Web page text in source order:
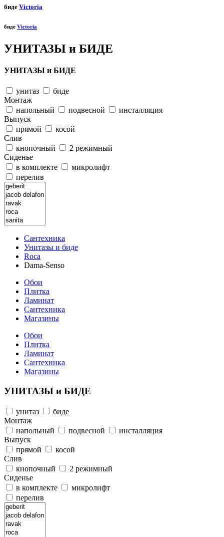
биде Victoria
биде Victoria
УНИТАЗЫ и БИДЕ
УНИТАЗЫ и БИДЕ
унитаз
биде
Монтаж
напольный
подвесной
инсталляция
Выпуск
прямой
косой
Слив
кнопочный
2 режимный
Сиденье
в комплекте
микролифт
перелив
Сантехника
Унитазы и биде
Roca
Dama-Senso
Обои
Плитка
Ламинат
Сантехника
Магазины
Обои
Плитка
Ламинат
Сантехника
Магазины
УНИТАЗЫ и БИДЕ
унитаз
биде
Монтаж
напольный
подвесной
инсталляция
Выпуск
прямой
косой
Слив
кнопочный
2 режимный
Сиденье
в комплекте
микролифт
перелив